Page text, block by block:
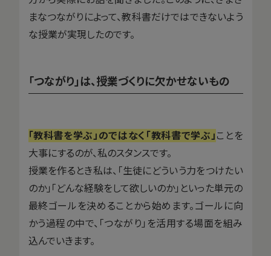
まなつながりによって、教科書だけではできないよう
な授業が実現したのです。
「つながり」は、授業づくりに欠かせないもの
「教科書を学ぶ」のではなく「教科書で学ぶ」ことを
大事にするのが、私のスタンスです。
授業を作るとき私は、「生徒にどういう力をつけたい
のか」「どんな経験をして欲しいのか」といった単元の
最終ゴールを決めることから始めます。ゴールに向
かう過程の中で、「つながり」を活用する場面を組み
込んでいきます。